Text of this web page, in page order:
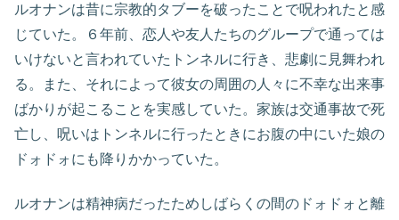
ルオナンは昔に宗教的タブーを破ったことで呪われたと感
じていた。６年前、恋人や友人たちのグループで通っては
いけないと言われていたトンネルに行き、悲劇に見舞われ
る。また、それによって彼女の周囲の人々に不幸な出来事
ばかりが起こることを実感していた。家族は交通事故で死
亡し、呪いはトンネルに行ったときにお腹の中にいた娘の
ドォドォにも降りかかっていた。
ルオナンは精神病だったためしばらくの間のドォドォと離